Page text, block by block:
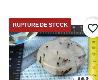
RUPTURE DE STOCK favorite_border